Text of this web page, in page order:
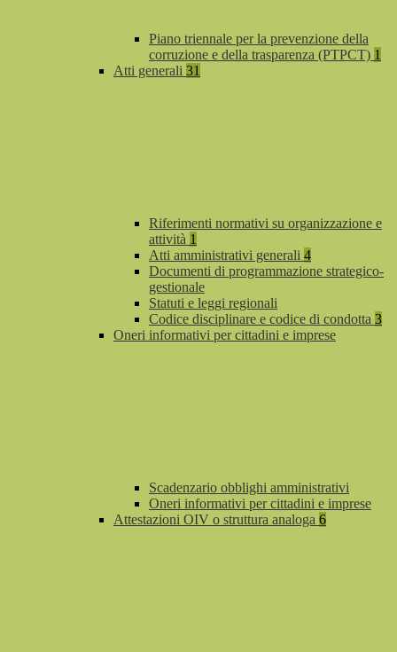
Piano triennale per la prevenzione della
corruzione e della trasparenza (PTPCT) 1
Atti generali 31
Riferimenti normativi su organizzazione e
attività 1
Atti amministrativi generali 4
Documenti di programmazione strategico-
gestionale
Statuti e leggi regionali
Codice disciplinare e codice di condotta 3
Oneri informativi per cittadini e imprese
Scadenzario obblighi amministrativi
Oneri informativi per cittadini e imprese
Attestazioni OIV o struttura analoga 6